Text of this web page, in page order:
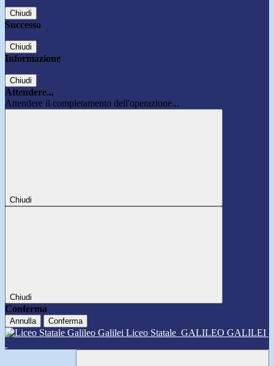
Chiudi
Successo
Chiudi
Informazione
Chiudi
Attendere...
Attendere il completamento dell'operazione...
Chiudi
Chiudi
Conferma
Annulla Conferma
Liceo Statale GALILEO GALILEI